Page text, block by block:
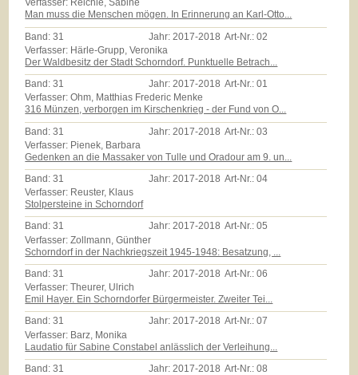
Verfasser: Reichle, Sabine
Man muss die Menschen mögen. In Erinnerung an Karl-Otto...
Band:31 Jahr: 2017-2018 Art-Nr.:02
Verfasser: Härle-Grupp, Veronika
Der Waldbesitz der Stadt Schorndorf. Punktuelle Betrach...
Band:31 Jahr:2017-2018 Art-Nr.:01
Verfasser: Ohm, Matthias Frederic Menke
316 Münzen, verborgen im Kirschenkrieg - der Fund von O...
Band:31 Jahr: 2017-2018 Art-Nr.:03
Verfasser: Pienek, Barbara
Gedenken an die Massaker von Tulle und Oradour am 9. un...
Band:31 Jahr:2017-2018 Art-Nr.:04
Verfasser: Reuster, Klaus
Stolpersteine in Schorndorf
Band:31 Jahr:2017-2018 Art-Nr.:05
Verfasser: Zollmann, Günther
Schorndorf in der Nachkriegszeit 1945-1948: Besatzung, ...
Band:31 Jahr:2017-2018 Art-Nr.:06
Verfasser: Theurer, Ulrich
Emil Hayer. Ein Schorndorfer Bürgermeister. Zweiter Tei...
Band:31 Jahr:2017-2018 Art-Nr.:07
Verfasser: Barz, Monika
Laudatio für Sabine Constabel anlässlich der Verleihung...
Band:31 Jahr: 2017-2018 Art-Nr.:08